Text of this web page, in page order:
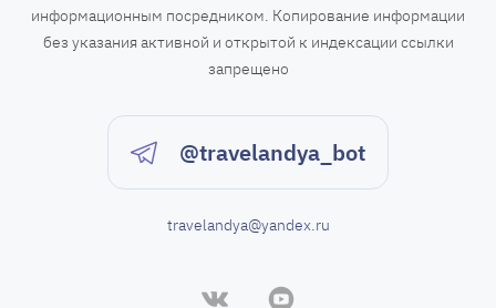
ц
информационным посредником. Копирование информации
без указания активной и открытой к индексации ссылки
запрещено
@travelandya_bot
travelandya@yandex.ru